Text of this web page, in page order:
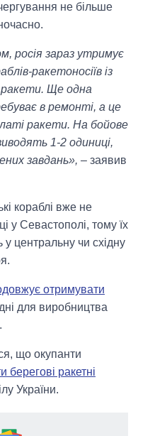
не більше
росія зараз утримує
ракетоносіїв із
Ще одна
в ремонті, а це
ракети. На бойове
1-2 одиниці,
завдань», – заявив
кораблі вже не
у Севастополі, тому їх
центральну чи східну
отримувати
для виробництва
що окупанти
берегові ракетні
України.